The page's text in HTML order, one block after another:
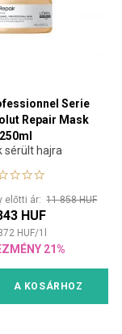
Serie
Repair Mask
250ml
sérült hajra
előtti ár:11 858 HUF
HUF
HUF/1
21%
A KOSÁRHOZ